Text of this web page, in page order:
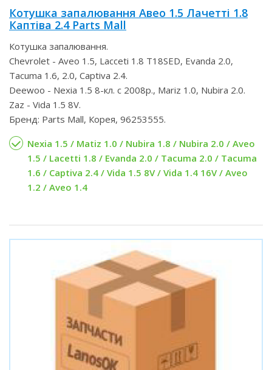
Котушка запалювання Авео 1.5 Лачетті 1.8
Каптіва 2.4 Parts Mall
Котушка запалювання.
Chevrolet - Aveo 1.5, Lacceti 1.8 T18SED, Evanda 2.0,
Tacuma 1.6, 2.0, Captiva 2.4.
Deewoo - Nexia 1.5 8-кл. с 2008р., Mariz 1.0, Nubira 2.0.
Zaz - Vida 1.5 8V.
Бренд: Parts Mall, Корея, 96253555.
Nexia 1.5 / Matiz 1.0 / Nubira 1.8 / Nubira 2.0 / Aveo
1.5 / Lacetti 1.8 / Evanda 2.0 / Tacuma 2.0 / Tacuma
1.6 / Captiva 2.4 / Vida 1.5 8V / Vida 1.4 16V / Aveo
1.2 / Aveo 1.4